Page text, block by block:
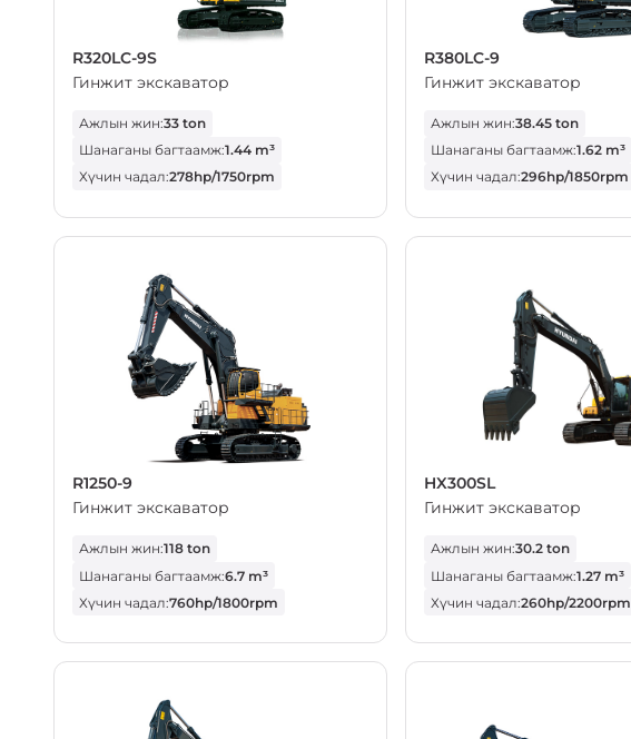
R320LC-9S
Гинжит экскаватор
Ажлын жин:33 ton
Шанаганы багтаамж:1.44 m³
Хүчин чадал:278hp/1750rpm
R380LC-9
Гинжит экскаватор
Ажлын жин:38.45 ton
Шанаганы багтаамж:1.62 m³
Хүчин чадал:296hp/1850rpm
R1250-9
Гинжит экскаватор
Ажлын жин:118 ton
Шанаганы багтаамж:6.7 m³
Хүчин чадал:760hp/1800rpm
HX300SL
Гинжит экскаватор
Ажлын жин:30.2 ton
Шанаганы багтаамж:1.27 m³
Хүчин чадал:260hp/2200rpm